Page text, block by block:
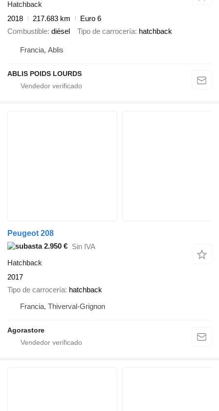
Hatchback
2018
217.683 km
Euro 6
Combustible diésel Tipo de carrocería hatchback
Francia, Ablis
ABLIS POIDS LOURDS
Peugeot 208
2.950 € Sin IVA
Hatchback
2017
Tipo de carrocería hatchback
Francia, Thiverval-Grignon
Agorastore